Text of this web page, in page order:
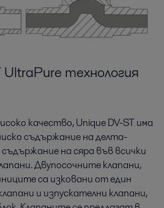
технология
качество, Unique DV-ST има
съдържание на делта-
на сяра във всички
Двупосочните клапани,
са изковани от един
и изпускателни клапани,